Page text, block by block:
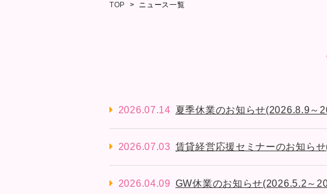
TOP > ニュース一覧
2026.07.14 夏季休業のお知らせ(2026.8.9～
2026.07.03 賃貸経営応援セミナーのお知ら
2026.04.09 GW休業のお知らせ(2026.5.2～